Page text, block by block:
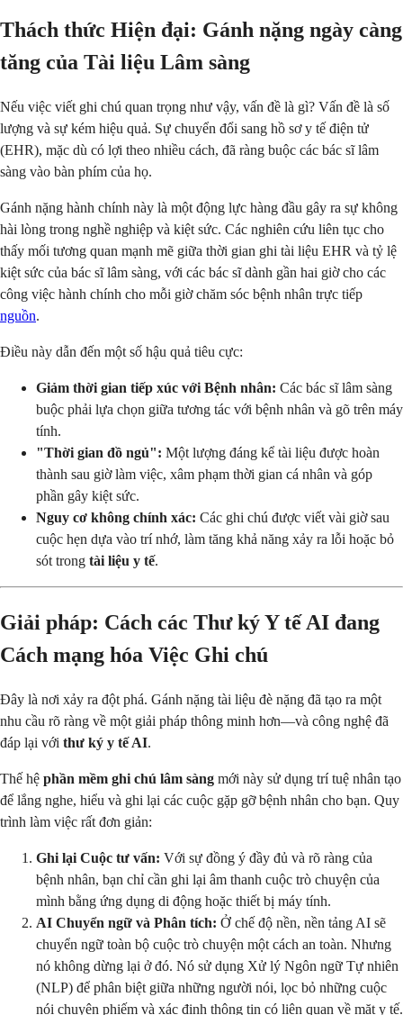
Thách thức Hiện đại: Gánh nặng ngày càng
tăng của Tài liệu Lâm sàng
Nếu việc viết ghi chú quan trọng như vậy, vấn đề là gì? Vấn đề là số
lượng và sự kém hiệu quả. Sự chuyển đổi sang hồ sơ y tế điện tử
(EHR), mặc dù có lợi theo nhiều cách, đã ràng buộc các bác sĩ lâm
sàng vào bàn phím của họ.
Gánh nặng hành chính này là một động lực hàng đầu gây ra sự không
hài lòng trong nghề nghiệp và kiệt sức. Các nghiên cứu liên tục cho
thấy mối tương quan mạnh mẽ giữa thời gian ghi tài liệu EHR và tỷ lệ
kiệt sức của bác sĩ lâm sàng, với các bác sĩ dành gần hai giờ cho các
công việc hành chính cho mỗi giờ chăm sóc bệnh nhân trực tiếp
nguồn.
Điều này dẫn đến một số hậu quả tiêu cực:
Giảm thời gian tiếp xúc với Bệnh nhân: Các bác sĩ lâm sàng
buộc phải lựa chọn giữa tương tác với bệnh nhân và gõ trên máy
tính.
"Thời gian đồ ngủ": Một lượng đáng kể tài liệu được hoàn
thành sau giờ làm việc, xâm phạm thời gian cá nhân và góp
phần gây kiệt sức.
Nguy cơ không chính xác: Các ghi chú được viết vài giờ sau
cuộc hẹn dựa vào trí nhớ, làm tăng khả năng xảy ra lỗi hoặc bỏ
sót trong tài liệu y tế.
Giải pháp: Cách các Thư ký Y tế AI đang
Cách mạng hóa Việc Ghi chú
Đây là nơi xảy ra đột phá. Gánh nặng tài liệu đè nặng đã tạo ra một
nhu cầu rõ ràng về một giải pháp thông minh hơn—và công nghệ đã
đáp lại với thư ký y tế AI.
Thế hệ phần mềm ghi chú lâm sàng mới này sử dụng trí tuệ nhân tạo
để lắng nghe, hiểu và ghi lại các cuộc gặp gỡ bệnh nhân cho bạn. Quy
trình làm việc rất đơn giản:
Ghi lại Cuộc tư vấn: Với sự đồng ý đầy đủ và rõ ràng của
bệnh nhân, bạn chỉ cần ghi lại âm thanh cuộc trò chuyện của
mình bằng ứng dụng di động hoặc thiết bị máy tính.
AI Chuyển ngữ và Phân tích: Ở chế độ nền, nền tảng AI sẽ
chuyển ngữ toàn bộ cuộc trò chuyện một cách an toàn. Nhưng
nó không dừng lại ở đó. Nó sử dụng Xử lý Ngôn ngữ Tự nhiên
(NLP) để phân biệt giữa những người nói, lọc bỏ những cuộc
nói chuyện phiếm và xác định thông tin có liên quan về mặt y tế.